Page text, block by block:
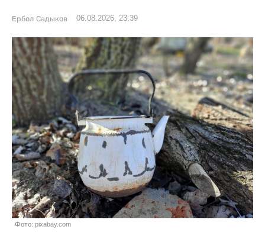
Ербол Садыков 06.08.2026, 23:39
Фото: pixabay.com